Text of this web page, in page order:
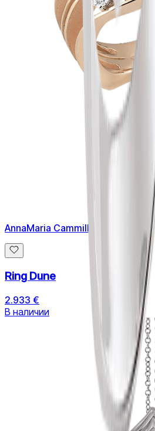
AnnaMaria Cammilli
Ring Dune
2.933 €
В наличии